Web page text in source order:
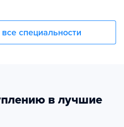
специальности
в лучшие